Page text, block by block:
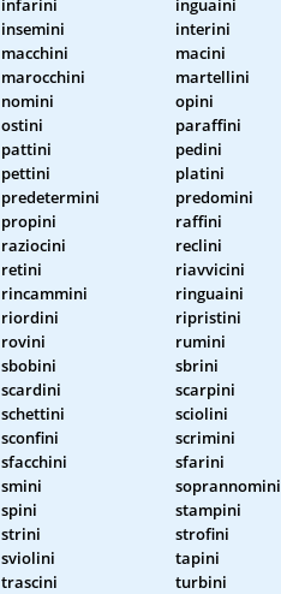
insemini
interini
macchini
macini
marocchini
martellini
nomini
opini
ostini
paraffini
pattini
pedini
pettini
platini
predetermini
predomini
propini
raffini
raziocini
reclini
retini
riavvicini
rincammini
ringuaini
riordini
ripristini
rovini
rumini
sbobini
sbrini
scardini
scarpini
schettini
sciolini
sconfini
scrimini
sfacchini
sfarini
smini
soprannomini
spini
stampini
strini
strofini
sviolini
tapini
trascini
turbini